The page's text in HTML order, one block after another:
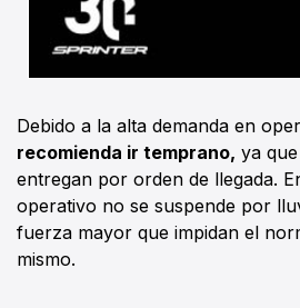
Debido a la alta demanda en
recomienda ir temprano, ya
entregan por orden de llegada.
operativo no se suspende por
fuerza mayor que impidan el
mismo.